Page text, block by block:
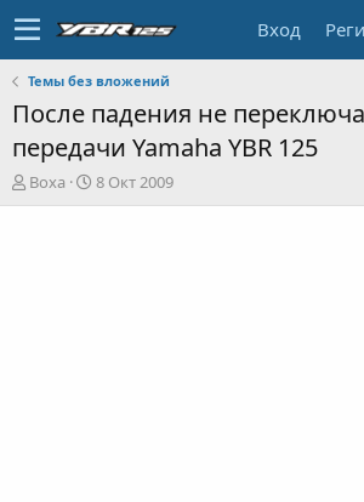
Вход
Темы без вложений
После падения не
передачи Yamaha YBR 125
А
в
Boxa
Д
а
8 Окт 2009